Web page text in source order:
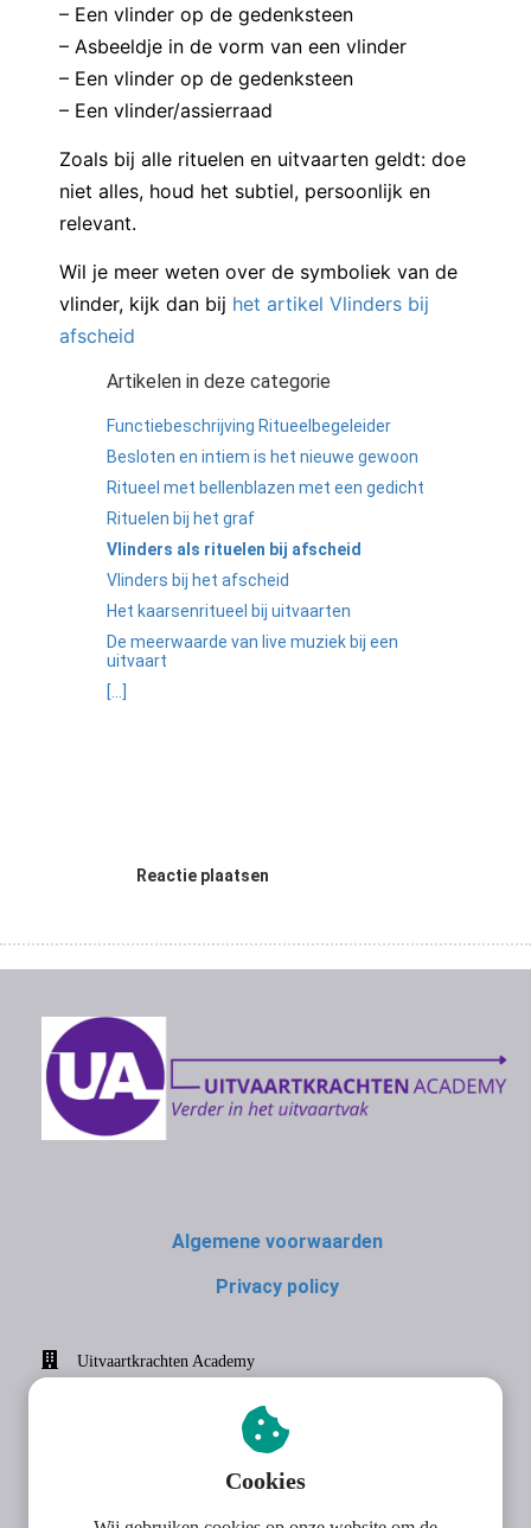
– Een vlinder op de gedenksteen
– Asbeeldje in de vorm van een vlinder
– Een vlinder op de gedenksteen
– Een vlinder/assierraad
Zoals bij alle rituelen en uitvaarten geldt: doe
niet alles, houd het subtiel, persoonlijk en
relevant.
Wil je meer weten over de symboliek van de
vlinder, kijk dan bij het artikel Vlinders bij
afscheid
Artikelen in deze categorie
Functiebeschrijving Ritueelbegeleider
Besloten en intiem is het nieuwe gewoon
Ritueel met bellenblazen met een gedicht
Rituelen bij het graf
Vlinders als rituelen bij afscheid
Vlinders bij het afscheid
Het kaarsenritueel bij uitvaarten
De meerwaarde van live muziek bij een
uitvaart
[...]
Reactie plaatsen
Algemene voorwaarden
Privacy policy
Uitvaartkrachten Academy
Cookies